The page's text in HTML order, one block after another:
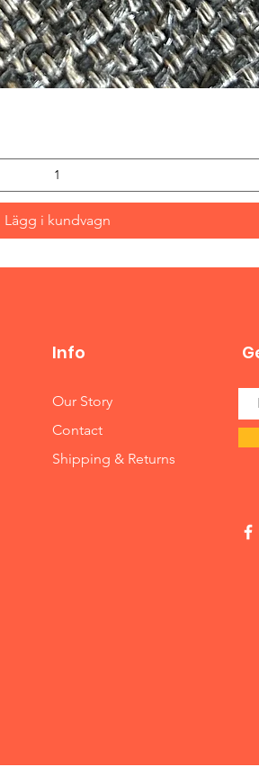
Lägg i kundvagn
Info
Our Story
Contact
Shipping & Returns